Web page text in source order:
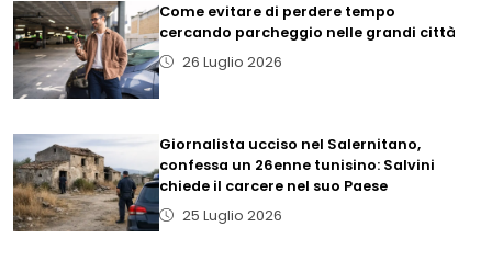
Come evitare di perdere tempo
cercando parcheggio nelle grandi città
26 Luglio 2026
Giornalista ucciso nel Salernitano,
confessa un 26enne tunisino: Salvini
chiede il carcere nel suo Paese
25 Luglio 2026